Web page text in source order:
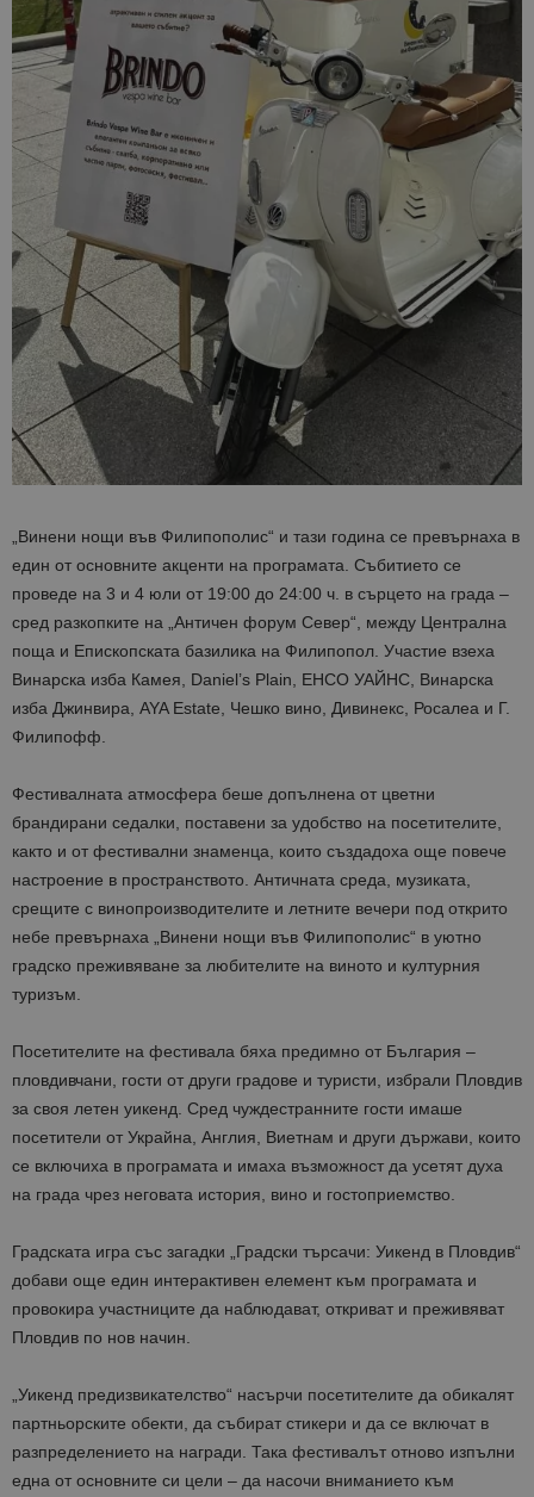
„Винени нощи във Филипополис“ и тази година се превърнаха в
един от основните акценти на програмата. Събитието се
проведе на 3 и 4 юли от 19:00 до 24:00 ч. в сърцето на града –
сред разкопките на „Античен форум Север“, между Централна
поща и Епископската базилика на Филипопол. Участие взеха
Винарска изба Камея, Daniel’s Plain, ЕНСО УАЙНС, Винарска
изба Джинвира, AYA Estate, Чешко вино, Дивинекс, Росалеа и Г.
Филипофф.
Фестивалната атмосфера беше допълнена от цветни
брандирани седалки, поставени за удобство на посетителите,
както и от фестивални знаменца, които създадоха още повече
настроение в пространството. Античната среда, музиката,
срещите с винопроизводителите и летните вечери под открито
небе превърнаха „Винени нощи във Филипополис“ в уютно
градско преживяване за любителите на виното и културния
туризъм.
Посетителите на фестивала бяха предимно от България –
пловдивчани, гости от други градове и туристи, избрали Пловдив
за своя летен уикенд. Сред чуждестранните гости имаше
посетители от Украйна, Англия, Виетнам и други държави, които
се включиха в програмата и имаха възможност да усетят духа
на града чрез неговата история, вино и гостоприемство.
Градската игра със загадки „Градски търсачи: Уикенд в Пловдив“
добави още един интерактивен елемент към програмата и
провокира участниците да наблюдават, откриват и преживяват
Пловдив по нов начин.
„Уикенд предизвикателство“ насърчи посетителите да обикалят
партньорските обекти, да събират стикери и да се включат в
разпределението на награди. Така фестивалът отново изпълни
една от основните си цели – да насочи вниманието към